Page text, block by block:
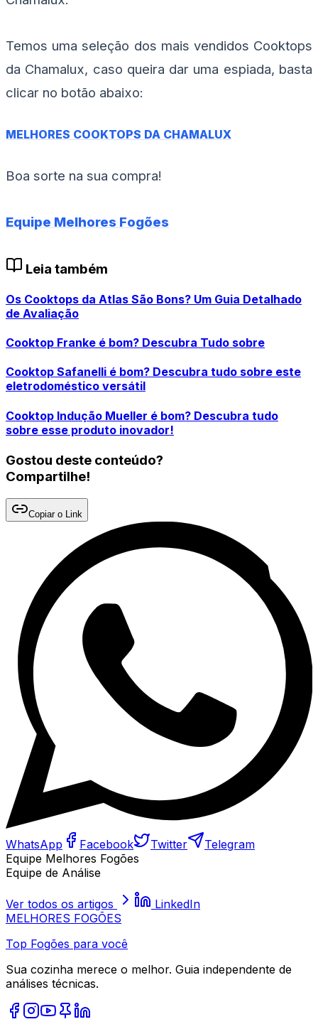
Temos uma seleção dos mais vendidos Cooktops
da Chamalux, caso queira dar uma espiada, basta
clicar no botão abaixo:
MELHORES COOKTOPS DA CHAMALUX
Boa sorte na sua compra!
Equipe Melhores Fogões
Leia também
Os Cooktops da Atlas São Bons? Um Guia Detalhado
de Avaliação
Cooktop Franke é bom? Descubra Tudo sobre
Cooktop Safanelli é bom? Descubra tudo sobre este
eletrodoméstico versátil
Cooktop Indução Mueller é bom? Descubra tudo
sobre esse produto inovador!
Gostou deste conteúdo?
Compartilhe!
Copiar o Link
WhatsApp Facebook Twitter
Telegram
Equipe Melhores Fogões
Equipe de Análise
Ver todos os artigos
LinkedIn
MELHORES FOGÕES
Top Fogões para você
Sua cozinha merece o melhor. Guia independente de
análises técnicas.